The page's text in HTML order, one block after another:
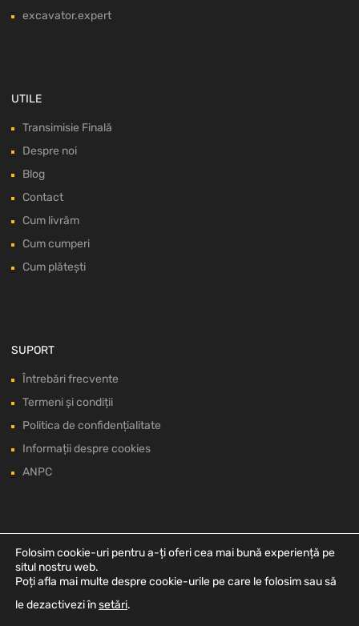
excavator.expert
UTILE
Transimisie Finală
Despre noi
Blog
Contact
Cum livrăm
Cum cumperi
Cum plătești
SUPORT
Întrebări frecvente
Termeni și condiții
Politica de confidențialitate
Informații despre cookies
ANPC
Folosim cookie-uri pentru a-ți oferi cea mai bună experiență pe
situl nostru web.
Poți afla mai multe despre cookie-urile pe care le folosim sau să
le dezactivezi însetări.